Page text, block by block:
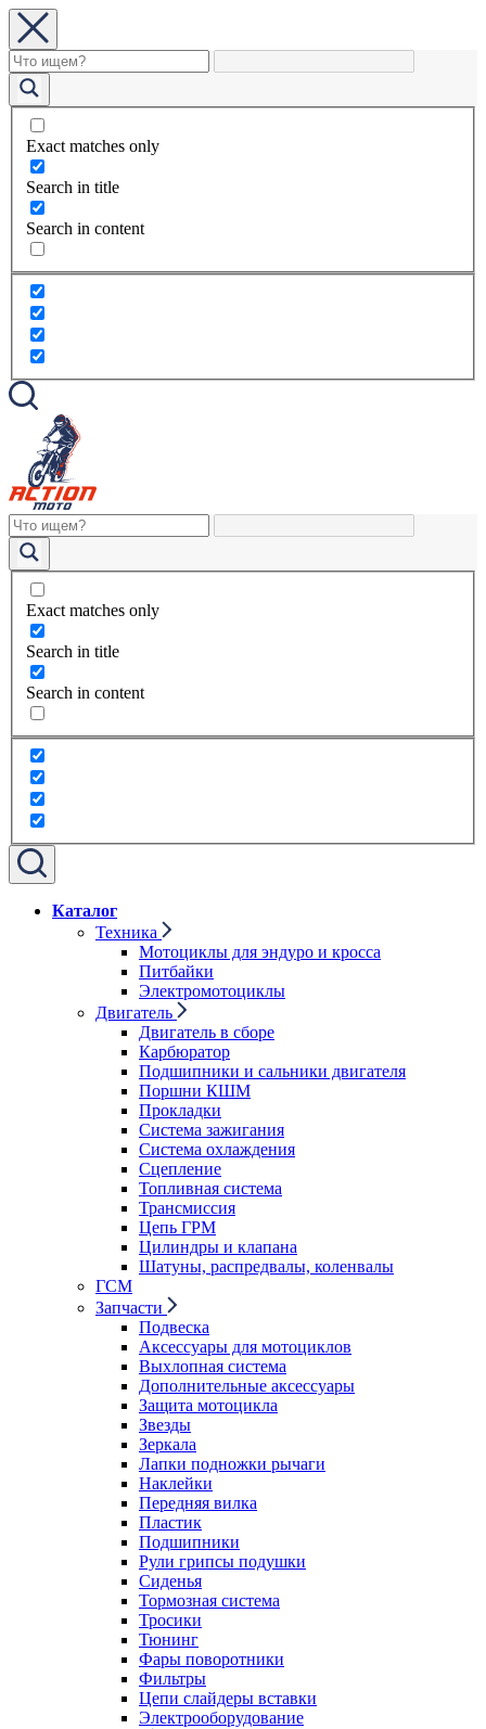
Exact matches only
Search in title
Search in content
Exact matches only
Search in title
Search in content
Каталог
Техника
Мотоциклы для эндуро и кросса
Питбайки
Электромотоциклы
Двигатель
Двигатель в сборе
Карбюратор
Подшипники и сальники двигателя
Поршни КШМ
Прокладки
Система зажигания
Система охлаждения
Сцепление
Топливная система
Трансмиссия
Цепь ГРМ
Цилиндры и клапана
Шатуны, распредвалы, коленвалы
ГСМ
Запчасти
Подвеска
Аксессуары для мотоциклов
Выхлопная система
Дополнительные аксессуары
Защита мотоцикла
Звезды
Зеркала
Лапки подножки рычаги
Наклейки
Передняя вилка
Пластик
Подшипники
Рули грипсы подушки
Сиденья
Тормозная система
Тросики
Тюнинг
Фары поворотники
Фильтры
Цепи слайдеры вставки
Электрооборудование